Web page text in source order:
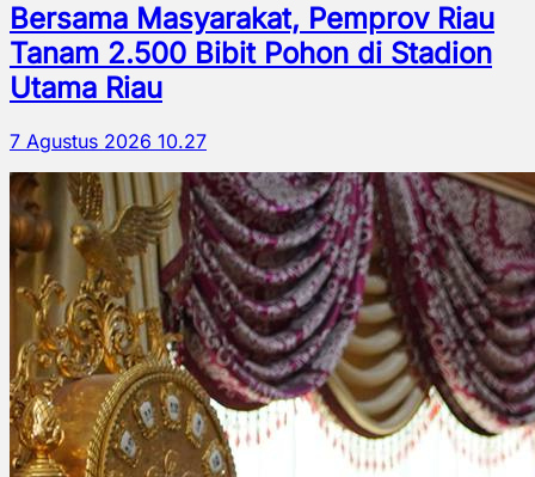
Bersama Masyarakat, Pemprov Riau
Tanam 2.500 Bibit Pohon di Stadion
Utama Riau
7 Agustus 2026 10.27